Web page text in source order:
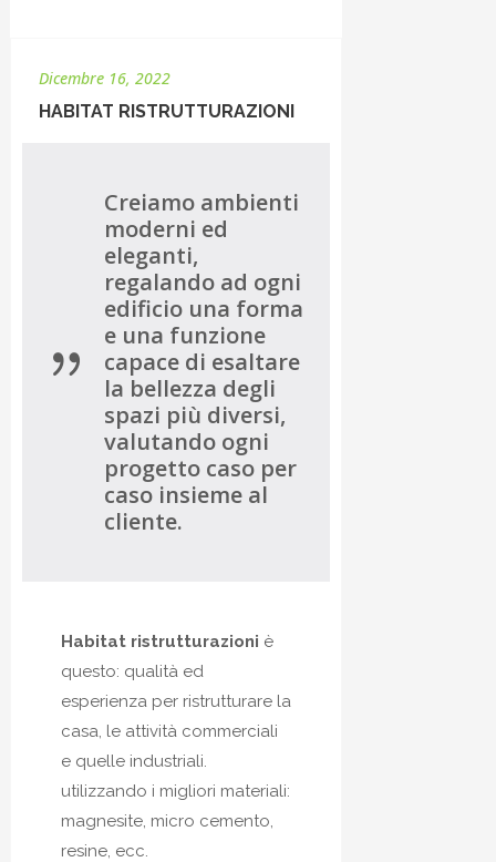
Dicembre 16, 2022
HABITAT RISTRUTTURAZIONI
Creiamo ambienti
moderni ed
eleganti,
regalando ad ogni
edificio una forma
e una funzione
capace di esaltare
la bellezza degli
spazi più diversi,
valutando ogni
progetto caso per
caso insieme al
cliente.
Habitat ristrutturazioni è
questo: qualità ed
esperienza per ristrutturare la
casa, le attività commerciali
e quelle industriali.
utilizzando i migliori materiali:
magnesite, micro cemento,
resine, ecc.